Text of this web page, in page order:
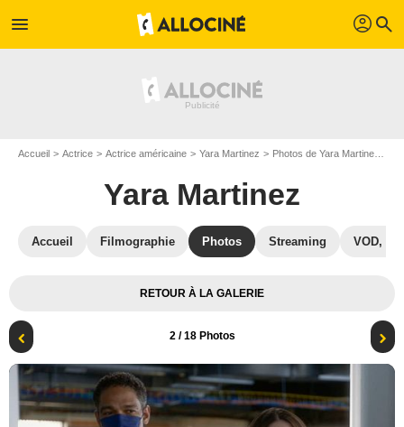
menu profil search
Accueil Actrice Actrice américaine Yara Martinez Photos de Yara Martinez
Yara Martinez
Accueil Filmographie Photos Streaming VOD,
RETOUR À LA GALERIE
2/ 18 Photos